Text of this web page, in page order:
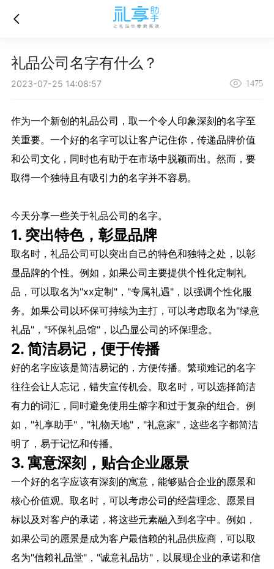
礼品公司名字有什么？
2023-07-25 14:08:57 1475
作为一个新创的礼品公司，取一个令人印象深刻的名字至
关重要。一个好的名字可以让客户记住你，传递品牌价值
和公司文化，同时也有助于在市场中脱颖而出。然而，要
取得一个独特且有吸引力的名字并不容易。
今天分享一些关于礼品公司的名字。
1. 突出特色，彰显品牌
取名时，礼品公司可以突出自己的特色和独特之处，以彰
显品牌的个性。例如，如果公司主要提供个性化定制礼
品，可以取名为"xx定制"，"专属礼遇"，以强调个性化服
务。如果公司以环保可持续为主打，可以考虑取名为"绿意
礼品"，"环保礼品馆"，以凸显公司的环保理念。
2. 简洁易记，便于传播
好的名字应该是简洁易记的，方便传播。繁琐难记的名字
往往会让人忘记，错失宣传机会。取名时，可以选择简洁
有力的词汇，同时避免使用生僻字和过于复杂的组合。例
如，"礼享助手"，"礼物天地"，"礼意家"，这些名字都简洁
明了，易于记忆和传播。
3. 寓意深刻，贴合企业愿景
一个好的名字应该有深刻的寓意，能够贴合企业的愿景和
核心价值观。取名时，可以考虑公司的经营理念、愿景目
标以及对客户的承诺，将这些元素融入到名字中。例如，
如果公司的愿景是成为客户最信赖的礼品供应商，可以取
名为"信赖礼品堂"，"诚意礼品坊"，以展现企业的承诺和信